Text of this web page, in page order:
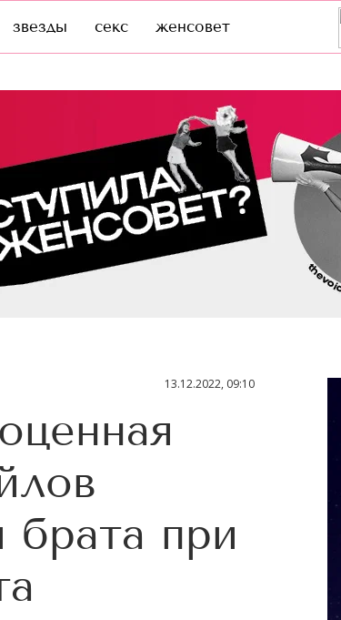
звезды секс женсовет
13.12.2022, 09:10
брата при